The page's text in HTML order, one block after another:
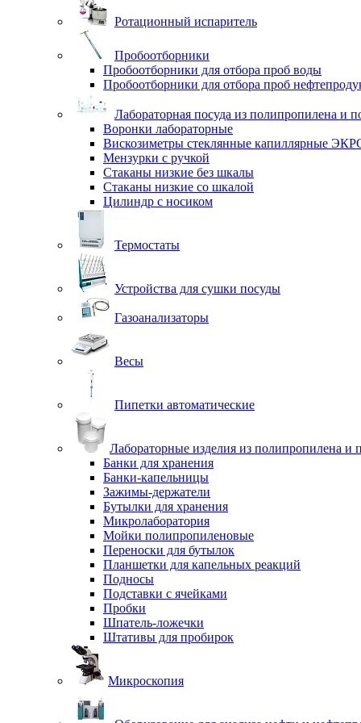
Ротационный испаритель
Пробоотборники
Пробоотборники для отбора проб воды
Пробоотборники для отбора проб
Лабораторная посуда из полипропилена и
Воронки лабораторные
Вискозиметры стеклянные капиллярные
Мензурки с ручкой
Стаканы низкие без шкалы
Стаканы низкие со шкалой
Цилиндр с носиком
Термостаты
Устройства для сушки посуды
Газоанализаторы
Весы
Пипетки автоматические
Лабораторные изделия из полипропилена и
Банки для хранения
Банки-капельницы
Зажимы-держатели
Бутылки для хранения
Микролаборатория
Мойки полипропиленовые
Переноски для бутылок
Планшетки для капельных реакций
Подносы
Подставки с ячейками
Пробки
Шпатель-ложечки
Штативы для пробирок
Микроскопия